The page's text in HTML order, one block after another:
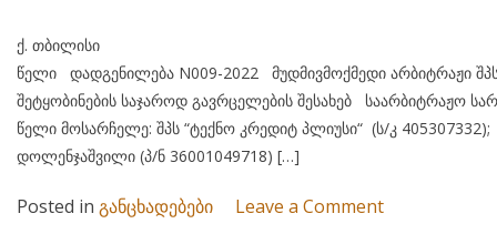
ქ. თბილისი 24
წელი დადგენილება N009-2022 მუდმივმოქმედი არბიტრაჟი
შეტყობინების საჯაროდ გავრცელების შესახებ საარბიტრაჟო
წელი მოსარჩელე: შპს “ტექნო კრედიტ პლიუსი“ (ს/კ
დოლენჯაშვილი (პ/ნ 36001049718) […]
Posted in განცხადებები Leave a Commenton